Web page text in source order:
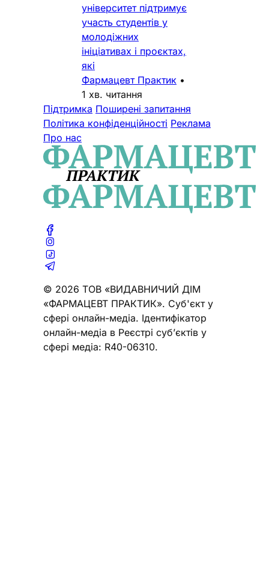
університет підтримує
участь студентів у
молодіжних
ініціативах і проєктах,
які
Фармацевт Практик •
1 хв. читання
Підтримка Поширені запитання
Політика конфіденційності Реклама
Про нас
© 2026 ТОВ «ВИДАВНИЧИЙ ДІМ
«ФАРМАЦЕВТ ПРАКТИК». Cуб'єкт у
сфері онлайн-медіа. Ідентифікатор
онлайн-медіа в Реєстрі суб’єктів у
сфері медіа: R40-06310.